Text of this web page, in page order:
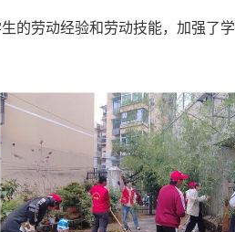
的劳动经验和劳动技能，加强了